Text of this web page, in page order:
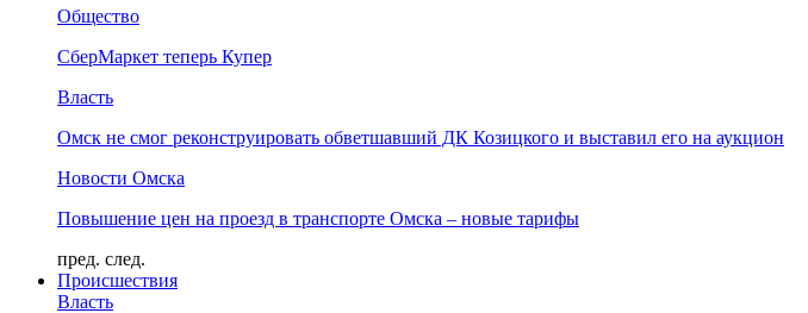
Общество
СберМаркет теперь Купер
Власть
Омск не смог реконструировать обветшавший ДК Козицкого и выставил его на аукцион
Новости Омска
Повышение цен на проезд в транспорте Омска – новые тарифы
пред. след.
Происшествия
Власть